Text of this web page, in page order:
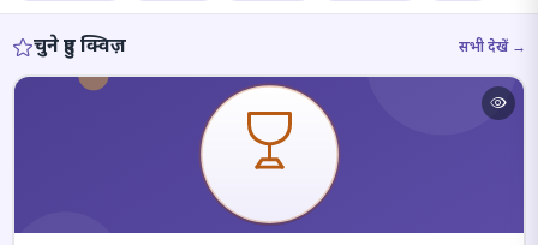
चुने हुए क्विज़ सभी देखें →